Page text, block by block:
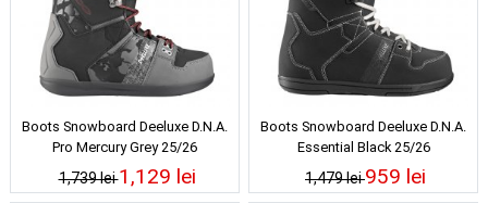
Boots Snowboard Deeluxe D.N.A.
Pro Mercury Grey 25/26
1,739 lei1,129 lei
Boots Snowboard Deeluxe D.N.A.
Essential Black 25/26
1,479 lei959 lei